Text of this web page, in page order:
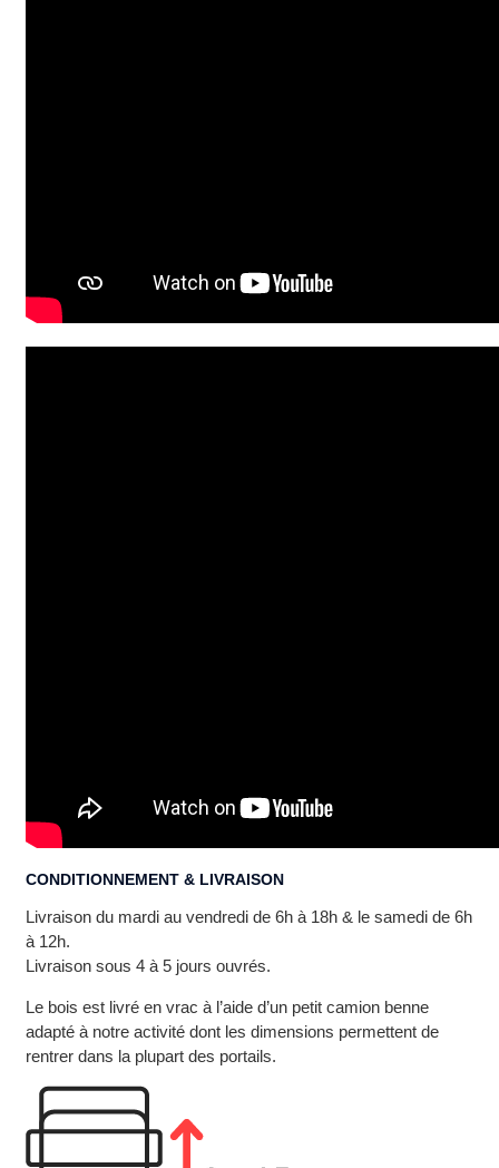
CONDITIONNEMENT & LIVRAISON
Livraison du mardi au vendredi de 6h à 18h & le samedi de 6h
à 12h.
Livraison sous 4 à 5 jours ouvrés.
Le bois est livré en vrac à l’aide d’un petit camion benne
adapté à notre activité dont les dimensions permettent de
rentrer dans la plupart des portails.